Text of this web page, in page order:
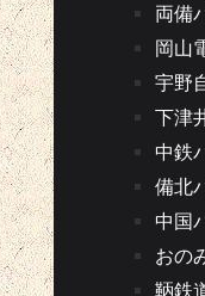
両備
岡山
宇野
下津
中鉄
備北
中国
おの
鞆鉄